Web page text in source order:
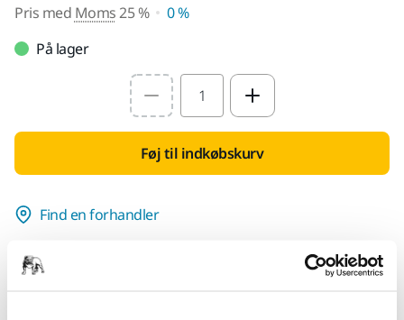
Pris med Moms25 %
0 %
På lager
Select quantity value
Føj til indkøbskurv
Find en forhandler
LEVERES TIL DIG